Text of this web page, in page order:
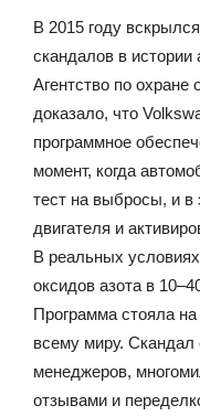
В 2015 году
скандалов в истории
Агентство по
доказало, что
программное
момент, когда
тест на выбросы, и
двигателя и
В реальных
оксидов азота в
Программа стояла
всему миру.
менеджеров,
отзывами и